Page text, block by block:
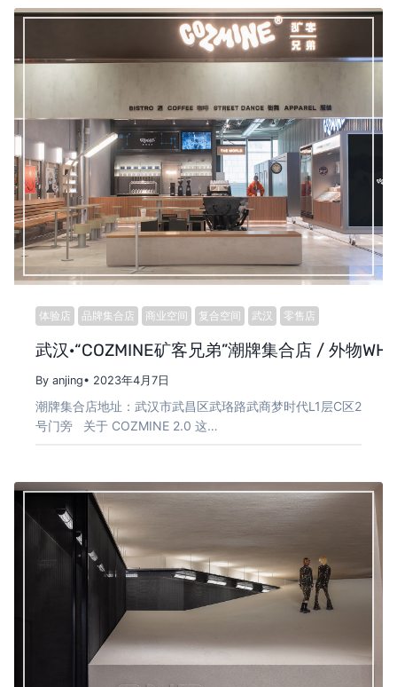
体验店 品牌集合店 商业空间 复合空间 武汉 零售店
武汉·“COZMINE矿客兄弟”潮牌集合店 / 外物
By anjing• 2023年4月7日
潮牌集合店地址：武汉市武昌区武珞路武商梦时代L1层C区2
号门旁 关于 COZMINE 2.0 这…